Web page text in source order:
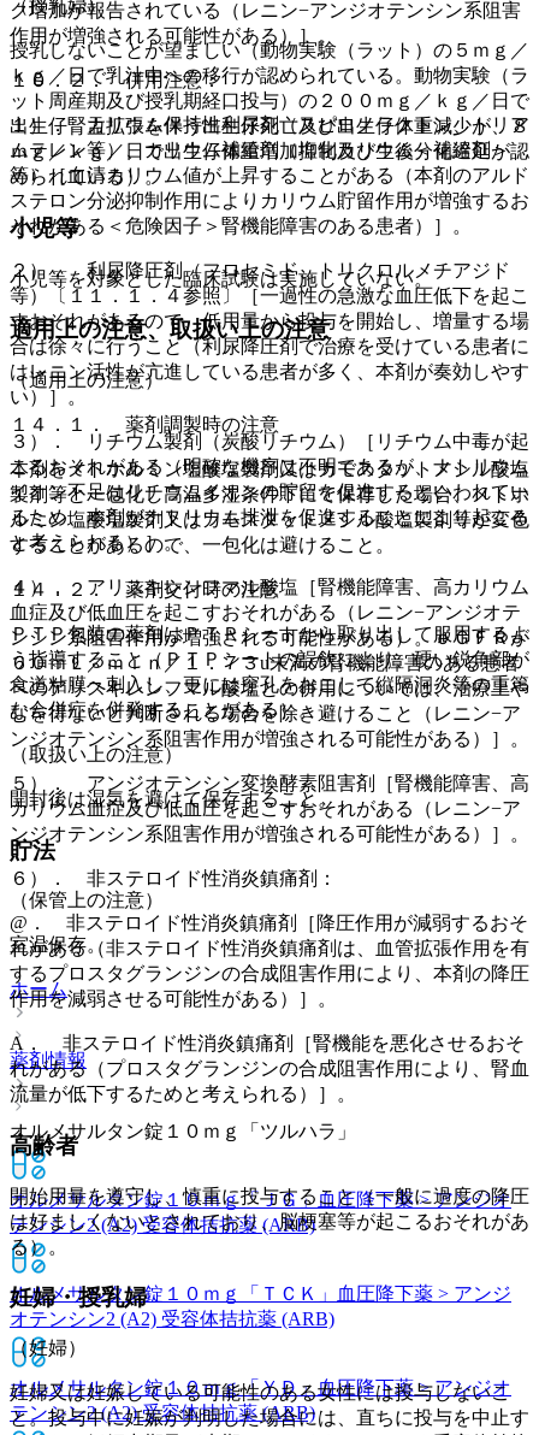
（授乳婦）
授乳しないことが望ましい（動物実験（ラット）の５ｍｇ／
ｋｇ／日で乳汁中への移行が認められている。動物実験（ラ
ット周産期及び授乳期経口投与）の２００ｍｇ／ｋｇ／日で
出生仔腎盂拡張を伴う出生仔死亡及び出生仔体重減少が、８
ｍｇ／ｋｇ／日で出生仔体重増加抑制及び生後分化遅延が認
められている）。
小児等
小児等を対象とした臨床試験は実施していない。
適用上の注意、取扱い上の注意
（適用上の注意）
１４．１． 薬剤調製時の注意
本剤をメトホルミン塩酸塩製剤又はカモスタットメシル酸塩
製剤等と一包化し高温多湿条件下にて保存した場合、メトホ
ルミン塩酸塩製剤又はカモスタットメシル酸塩製剤等が変色
することがあるので、一包化は避けること。
１４．２． 薬剤交付時の注意
ＰＴＰ包装の薬剤はＰＴＰシートから取り出して服用するよ
う指導すること（ＰＴＰシートの誤飲により、硬い鋭角部が
食道粘膜へ刺入し、更には穿孔をおこして縦隔洞炎等の重篤
な合併症を併発することがある）。
（取扱い上の注意）
開封後は湿気を避けて保存すること。
貯法
（保管上の注意）
室温保存。
ホーム
薬剤情報
オルメサルタン錠１０ｍｇ「ツルハラ」
オルメサルタン錠１０ｍｇ「ＪＧ」 血圧降下薬 > アンジオ
テンシン2 (A2) 受容体拮抗薬 (ARB)
オルメサルタン錠１０ｍｇ「ＴＣＫ」
血圧降下薬 > アンジ
オテンシン2 (A2) 受容体拮抗薬 (ARB)
オルメサルタン錠１０ｍｇ「ＹＤ」血圧降下薬 > アンジオ
テンシン2 (A2) 受容体拮抗薬 (ARB)
ク増加が報告されている（レニン−アンジオテンシン系阻害
作用が増強される可能性がある）］。
１０．２． 併用注意：
１）． カリウム保持性利尿剤（スピロノラクトン、トリア
ムテレン等）、カリウム補給剤（塩化カリウム＜補給剤＞
等）［血清カリウム値が上昇することがある（本剤のアルド
ステロン分泌抑制作用によりカリウム貯留作用が増強するお
それがある＜危険因子＞腎機能障害のある患者）］。
２）． 利尿降圧剤（フロセミド、トリクロルメチアジド
等）〔１１．１．４参照〕［一過性の急激な血圧低下を起こ
すおそれがあるので、低用量から投与を開始し、増量する場
合は徐々に行うこと（利尿降圧剤で治療を受けている患者に
はレニン活性が亢進している患者が多く、本剤が奏効しやす
い）］。
３）． リチウム製剤（炭酸リチウム）［リチウム中毒が起
こるおそれがある（明確な機序は不明であるが、ナトリウム
イオン不足はリチウムイオンの貯留を促進するといわれてい
るため、本剤がナトリウム排泄を促進することにより起こる
と考えられる）］。
４）． アリスキレンフマル酸塩［腎機能障害、高カリウム
血症及び低血圧を起こすおそれがある（レニン−アンジオテ
ンシン系阻害作用が増強される可能性がある）。ｅＧＦＲが
６０ｍＬ／ｍｉｎ／１．７３u未満の腎機能障害のある患者
へのアリスキレンフマル酸塩との併用については、治療上や
むを得ないと判断される場合を除き避けること（レニン−ア
ンジオテンシン系阻害作用が増強される可能性がある）］。
５）． アンジオテンシン変換酵素阻害剤［腎機能障害、高
カリウム血症及び低血圧を起こすおそれがある（レニン−ア
ンジオテンシン系阻害作用が増強される可能性がある）］。
６）． 非ステロイド性消炎鎮痛剤：
@． 非ステロイド性消炎鎮痛剤［降圧作用が減弱するおそ
れがある（非ステロイド性消炎鎮痛剤は、血管拡張作用を有
するプロスタグランジンの合成阻害作用により、本剤の降圧
作用を減弱させる可能性がある）］。
A． 非ステロイド性消炎鎮痛剤［腎機能を悪化させるおそ
れがある（プロスタグランジンの合成阻害作用により、腎血
流量が低下するためと考えられる）］。
高齢者
開始用量を遵守し、慎重に投与すること（一般に過度の降圧
は好ましくないとされており、脳梗塞等が起こるおそれがあ
る）。
妊婦・授乳婦
（妊婦）
妊婦又は妊娠している可能性のある女性には投与しないこ
と。投与中に妊娠が判明した場合には、直ちに投与を中止す